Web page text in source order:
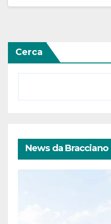
Cerca
News da Bracciano